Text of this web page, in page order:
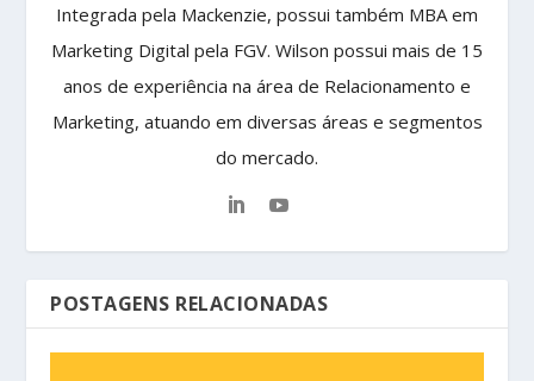
Integrada pela Mackenzie, possui também MBA em
Marketing Digital pela FGV. Wilson possui mais de 15
anos de experiência na área de Relacionamento e
Marketing, atuando em diversas áreas e segmentos
do mercado.
POSTAGENS RELACIONADAS